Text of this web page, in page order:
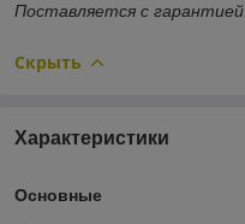
Поставляется с гарантией.
Скрыть
Характеристики
Основные